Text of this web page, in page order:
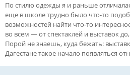
По стилю одежды я и раньше
еще в школе трудно было что-то
возможностей найти что-то
во всем — от спектаклей и выставок
Порой не знаешь, куда бежать:
Дагестане такое начало появляться